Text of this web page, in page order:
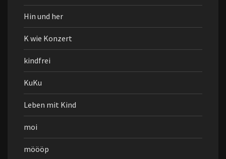
Hin und her
K wie Konzert
kindfrei
KuKu
Leben mit Kind
moi
möööp